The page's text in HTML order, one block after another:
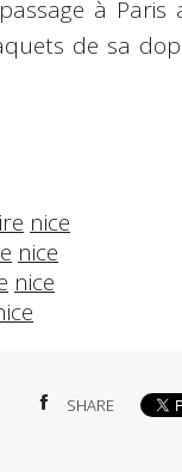
à
de sa
nice
nice
nice
SHARE